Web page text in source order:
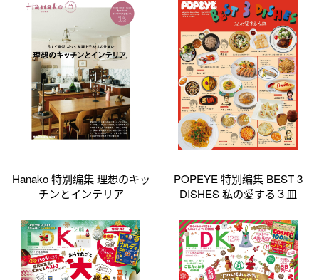
Hanako 特别编集 理想のキッ
チンとインテリア
POPEYE 特别编集 BEST 3
DISHES 私の愛する３皿